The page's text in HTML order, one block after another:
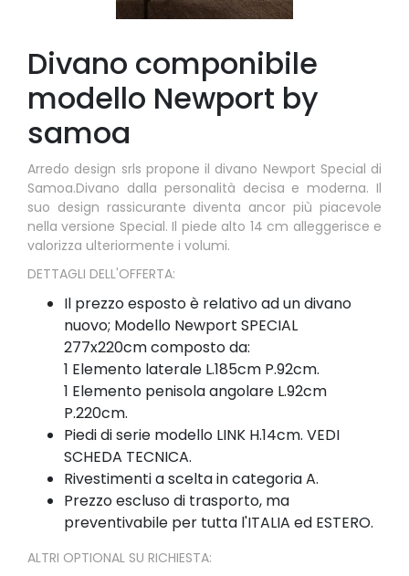
Divano componibile
modello Newport by
samoa
Arredo design srls propone il divano Newport Special di
Samoa.Divano dalla personalità decisa e moderna. Il
suo design rassicurante diventa ancor più piacevole
nella versione Special. Il piede alto 14 cm alleggerisce e
valorizza ulteriormente i volumi.
DETTAGLI DELL'OFFERTA:
Il prezzo esposto è relativo ad un divano
nuovo; Modello Newport SPECIAL
277x220cm composto da:
1 Elemento laterale L.185cm P.92cm.
1 Elemento penisola angolare L.92cm
P.220cm.
Piedi di serie modello LINK H.14cm. VEDI
SCHEDA TECNICA.
Rivestimenti a scelta in categoria A.
Prezzo escluso di trasporto, ma
preventivabile per tutta l'ITALIA ed ESTERO.
ALTRI OPTIONAL SU RICHIESTA: